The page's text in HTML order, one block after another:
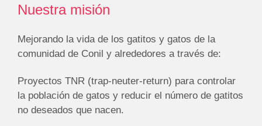
Nuestra misión
Mejorando la vida de los gatitos y gatos de la
comunidad de Conil y alrededores a través de:
Proyectos TNR (trap-neuter-return) para controlar
la población de gatos y reducir el número de gatitos
no deseados que nacen.